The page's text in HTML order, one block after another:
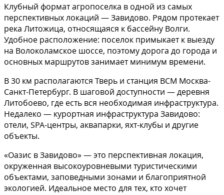
Клубный формат агропоселка в одной из самых
перспективных локаций — Завидово. Рядом протекает
река Литожица, относящаяся к бассейну Волги.
Удобное расположение: поселок примыкает к выезду
на Волоколамское шоссе, поэтому дорога до города и
основных маршрутов занимает минимум времени.
В 30 км располагаются Тверь и станция ВСМ Москва-
Санкт-Петербург. В шаговой доступности — деревня
Литобоево, где есть вся необходимая инфраструктура.
Недалеко — курортная инфраструктура Завидово:
отели, SPA-центры, аквапарки, яхт-клубы и другие
объекты.
«Оазис в Завидово» — это перспективная локация,
окруженная высокоуровневыми туристическими
объектами, заповедными зонами и благоприятной
экологией. Идеальное место для тех, кто хочет